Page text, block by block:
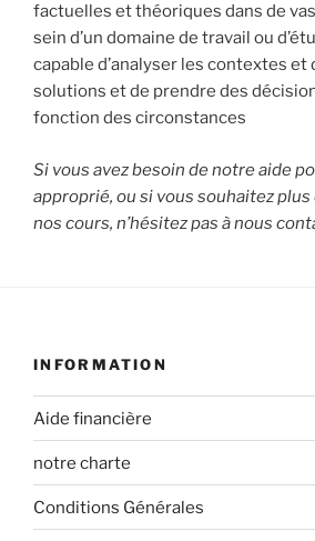
factuelles et théoriques dans de
sein d’un domaine de travail ou
capable d’analyser les contextes et
solutions et de prendre des
fonction des circonstances
Si vous avez besoin de notre aide
approprié, ou si vous souhaitez
nos cours, n’hésitez pas à nous
INFORMATION
Aide financière
notre charte
Conditions Générales